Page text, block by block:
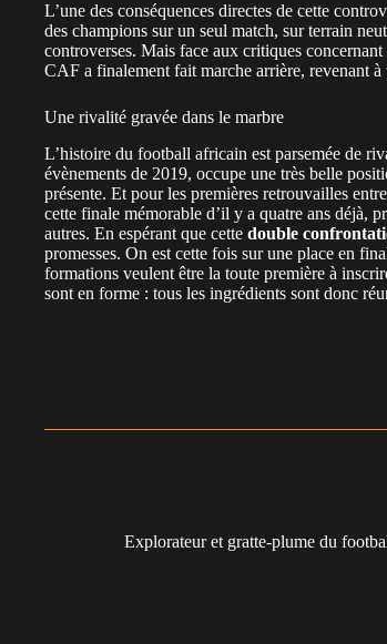
L’une des conséquences directes de cette
des champions sur un seul match, sur terrain
controverses. Mais face aux critiques
CAF a finalement fait marche arrière, revenant
Une rivalité gravée dans le marbre
L’histoire du football africain est parsemée de
évènements de 2019, occupe une très belle
présente. Et pour les premières retrouvailles
cette finale mémorable d’il y a quatre ans déjà,
autres. En espérant que cette double
promesses. On est cette fois sur une place en
formations veulent être la toute première à
sont en forme : tous les ingrédients sont donc
Explorateur et gratte-plume du